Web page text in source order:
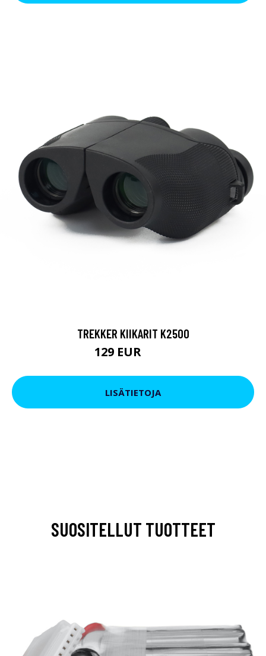
TREKKER KIIKARIT K2500
129 EUR
LISÄTIETOJA
SUOSITELLUT TUOTTEET